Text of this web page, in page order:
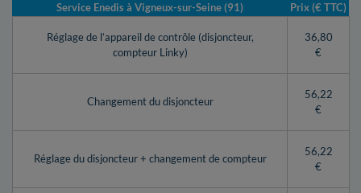
Service Enedis à Vigneux-sur-Seine (91) Prix (€ TTC)
Réglage de l’appareil de contrôle (disjoncteur,
compteur Linky)
36,80
€
Changement du disjoncteur
56,22
€
Réglage du disjoncteur + changement de compteur
56,22
€